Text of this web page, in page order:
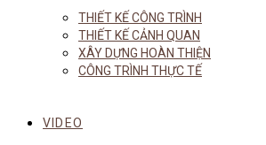
THIẾT KẾ CÔNG TRÌNH
THIẾT KẾ CẢNH QUAN
XÂY DỰNG HOÀN THIỆN
CÔNG TRÌNH THỰC TẾ
VIDEO